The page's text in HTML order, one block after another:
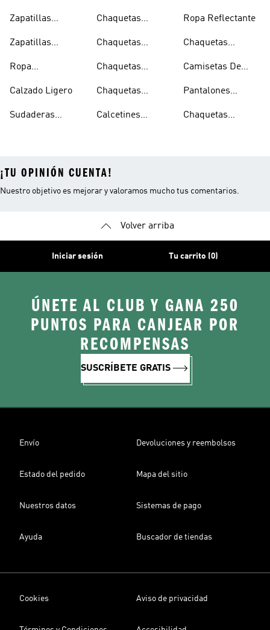
Mujer
Zapatillas
Hombre
Zapatillas
Niños
Ropa
Calzado Ligero
Sudaderas
Ligeros
Chaquetas
Chaquetas
Chaquetas
Hombre
Chaquetas
Mujer
Calcetines
Ropa Reflectante
Chaquetas
Camisetas De
Pantalones
Chaquetas
¡TU OPINIÓN CUENTA!
Nuestro objetivo es mejorar y valoramos mucho tus comentarios.
Volver arriba
Iniciar sesión Tu carrito (0)
ÚNETE AL CLUB Y GANA 250
PUNTOS PARA CANJEAR POR
RECOMPENSAS
SUSCRÍBETE GRATIS
Envío Devoluciones y reembolsos
Estado del pedido Mapa del sitio
Nuestros datos Sistemas de pago
Ayuda Buscador de tiendas
Cookies Aviso de privacidad